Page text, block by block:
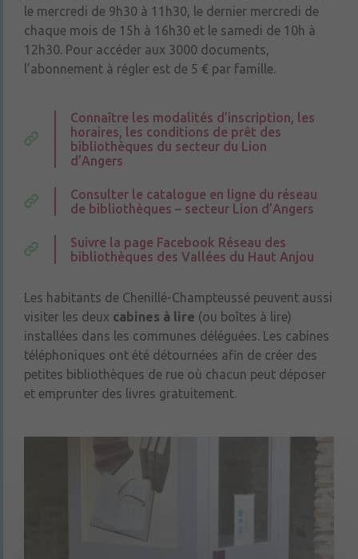
le mercredi de 9h30 à 11h30, le dernier mercredi de
chaque mois de 15h à 16h30 et le samedi de 10h à
12h30. Pour accéder aux 3000 documents,
l’abonnement à régler est de 5 € par famille.
Connaître les modalités d’inscription, les
horaires, les conditions de prêt des
bibliothèques du secteur du Lion
d’Angers
Consulter le catalogue en ligne du réseau
de bibliothèques – secteur Lion d’Angers
Suivre la page Facebook Réseau des
bibliothèques des Vallées du Haut Anjou
Les habitants de Chenillé-Champteussé peuvent aussi
visiter les deux cabines à lire (ou boîtes à lire)
installées dans les communes déléguées. Les cabines
téléphoniques ont été détournées afin de créer des
petites bibliothèques de rue où chacun peut déposer
et emprunter des livres gratuitement.